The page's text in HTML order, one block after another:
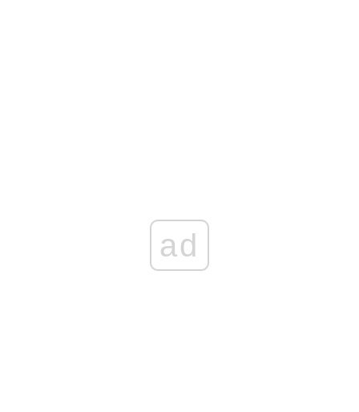
ad